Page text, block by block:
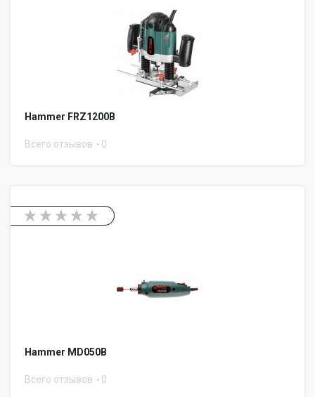
Hammer FRZ1200B
Всего отзывов 0
Hammer MD050B
Всего отзывов 0